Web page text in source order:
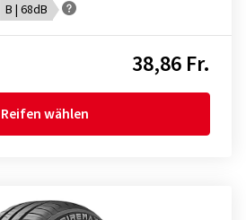
B | 68dB
38,86 Fr.
Reifen wählen